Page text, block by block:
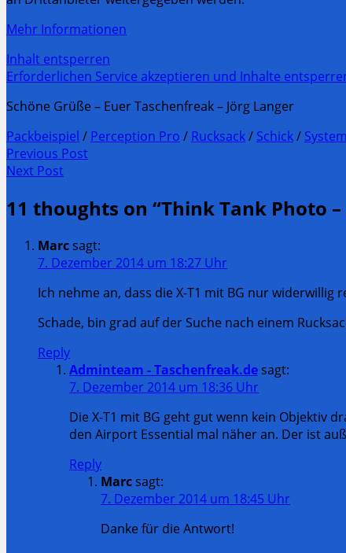
Mehr Informationen
Inhalt entsperren
Erforderlichen Service akzeptieren und Inhalte
Schöne Grüße – Euer Taschenfreak – Jörg Langer
Packbeispiel / Perception Pro / Rucksack/ Schick/
Post
navigation
Previous Post
Previous
Next Post
Post:
11 thoughts on “Think Tank Photo
Marcsagt:
7. Dezember 2014 um 18:27 Uhr
Ich nehme an, dass die X-T1 mit BG nur
Schade, bin grad auf der Suche nach einem
Reply
Adminteam - Taschenfreak.desagt:
7. Dezember 2014 um 18:36 Uhr
Die X-T1 mit BG geht gut wenn kein Objektiv
den Airport Essential mal näher an. Der ist
Reply
Marcsagt:
7. Dezember 2014 um 18:45 Uhr
Danke für die Antwort!